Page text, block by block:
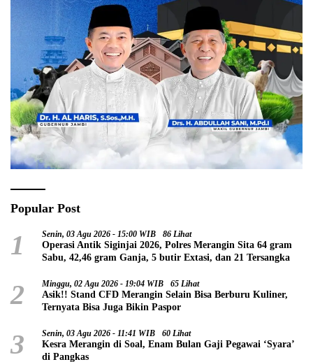
Popular Post
1 Senin, 03 Agu 2026 - 15:00 WIB 86 Lihat
Operasi Antik Siginjai 2026, Polres Merangin Sita 64 gram
Sabu, 42,46 gram Ganja, 5 butir Extasi, dan 21 Tersangka
2 Minggu, 02 Agu 2026 - 19:04 WIB 65 Lihat
Asik!! Stand CFD Merangin Selain Bisa Berburu Kuliner,
Ternyata Bisa Juga Bikin Paspor
3 Senin, 03 Agu 2026 - 11:41 WIB 60 Lihat
Kesra Merangin di Soal, Enam Bulan Gaji Pegawai ‘Syara’
di Pangkas